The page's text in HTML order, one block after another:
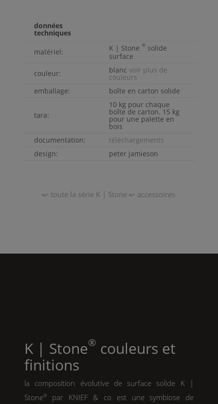
données
techniques
matériel: K | Stone ®solide
surface
couleur:
blanc voir plus de
couleurs
emballage:
boîte en carton solide
tara:
10 kg pour chaque
boîte de carton. 15 kg
pour une palette en
bois
documentation:
téléchargements
design:
peter jamieson
↜ toute la série K | Stone ↜ accessoires
K | Stone® couleurs et
finitions
la composition évolutive de surface solide K |
Stone® par KNIEF& co est une symbiose de